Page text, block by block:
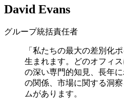
David Evans
グループ統括責任者
「私たちの最大の差別化
生まれます。どのオフィ
の深い専門的知見、長年
の関係、市場に関する洞
ムがあります。